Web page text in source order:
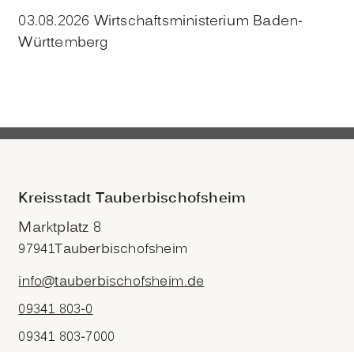
03.08.2026 Wirtschaftsministerium Baden-
Württemberg
Kreisstadt Tauberbischofsheim
Marktplatz 8
97941Tauberbischofsheim
info@tauberbischofsheim.de
09341 803-0
09341 803-7000